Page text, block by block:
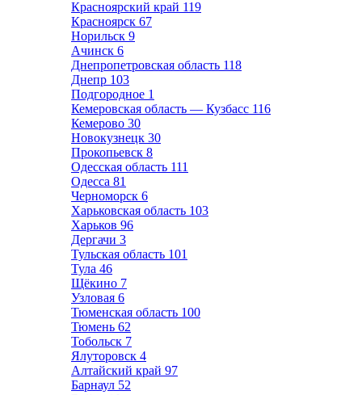
Красноярский край 119
Красноярск 67
Норильск 9
Ачинск 6
Днепропетровская область 118
Днепр 103
Подгородное 1
Кемеровская область — Кузбасс 116
Кемерово 30
Новокузнецк 30
Прокопьевск 8
Одесская область 111
Одесса 81
Черноморск 6
Харьковская область 103
Харьков 96
Дергачи 3
Тульская область 101
Тула 46
Щёкино 7
Узловая 6
Тюменская область 100
Тюмень 62
Тобольск 7
Ялуторовск 4
Алтайский край 97
Барнаул 52